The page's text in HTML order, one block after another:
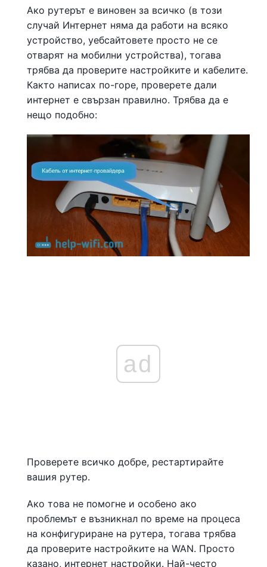
Ако рутерът е виновен за всичко (в този
случай Интернет няма да работи на всяко
устройство, уебсайтовете просто не се
отварят на мобилни устройства), тогава
трябва да проверите настройките и кабелите.
Както написах по-горе, проверете дали
интернет е свързан правилно. Трябва да е
нещо подобно:
ad
Проверете всичко добре, рестартирайте
вашия рутер.
Ако това не помогне и особено ако
проблемът е възникнал по време на процеса
на конфигуриране на рутера, тогава трябва
да проверите настройките на WAN. Просто
казано, интернет настройки. Най-често